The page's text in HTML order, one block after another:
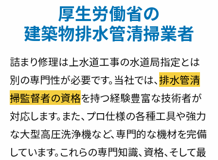
厚生労働省の
建築物排水管清掃業者
詰まり修理は上水道工事の水道局指定とは
別の専門性が必要です。当社では、排水管清
掃監督者の資格を持つ経験豊富な技術者が
対応します。また、プロ仕様の各種工具や強力
な大型高圧洗浄機など、専門的な機材を完備
しています。これらの専門知識、資格、そして最